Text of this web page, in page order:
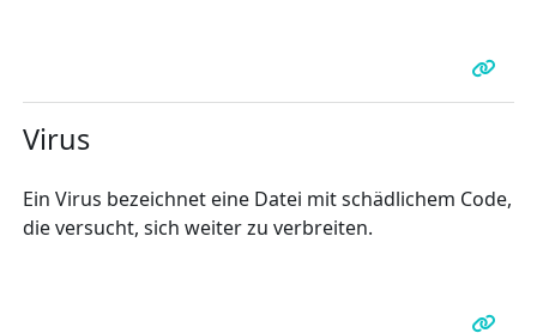
Virus
Ein Virus bezeichnet eine Datei mit schädlichem Code,
die versucht, sich weiter zu verbreiten.